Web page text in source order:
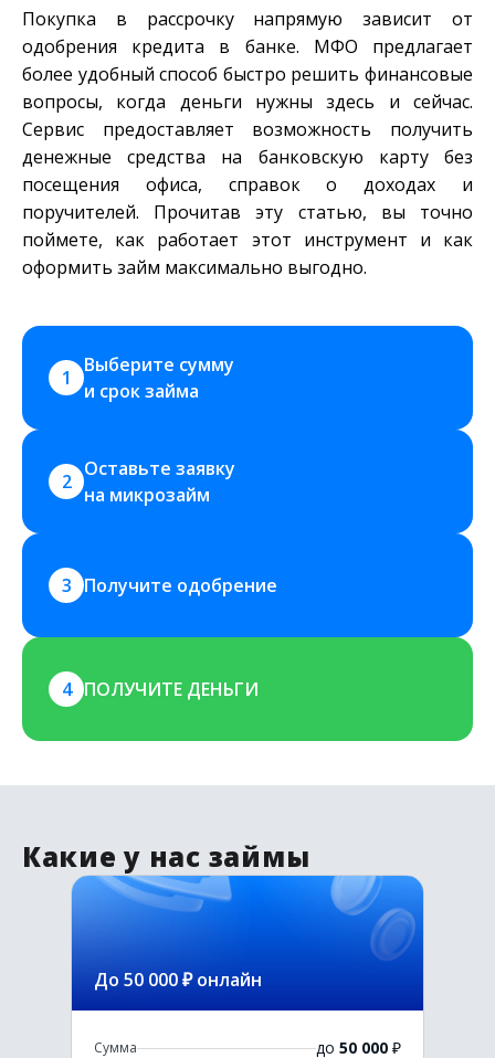
Покупка в рассрочку напрямую зависит от
одобрения кредита в банке. МФО предлагает
более удобный способ быстро решить финансовые
вопросы, когда деньги нужны здесь и сейчас.
Сервис предоставляет возможность получить
денежные средства на банковскую карту без
посещения офиса, справок о доходах и
поручителей. Прочитав эту статью, вы точно
поймете, как работает этот инструмент и как
оформить займ максимально выгодно.
1
Выберите сумму
и срок займа
2
Оставьте заявку
на микрозайм
3 Получите одобрение
4 ПОЛУЧИТЕ ДЕНЬГИ
Какие у нас займы
До 50 000 ₽ онлайн
Сумма до 50 000 ₽